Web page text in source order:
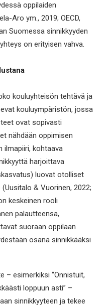
oppilaiden
Aro ym., 2019; OECD,
Suomessa sinnikkyyden
on erityisen vahva.
kouluyhteisön tehtävä ja
kouluympäristön, jossa
ovat sopivasti
nähdään oppimisen
ilmapiiri, kohtaava
harjoittava
luovat otolliset
& Vuorinen, 2022;
keskeinen rooli
palautteensa,
suoraan oppilaan
osana sinnikkääksi
– esimerkiksi “Onnistuit,
loppuun asti” –
sinnikkyyteen ja tekee